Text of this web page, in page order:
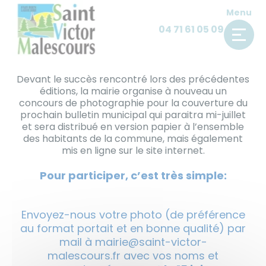
Skip
content
04 71 61 05 09
Menu
Pour cette édition, un thème :
« Mettez en valeur votre
hameau »
Devant le succès rencontré lors des précédentes
éditions, la mairie organise à nouveau un
concours de photographie pour la couverture du
prochain bulletin municipal qui paraitra mi-juillet
et sera distribué en version papier à l’ensemble
des habitants de la commune, mais également
mis en ligne sur le site internet.
Pour participer, c’est très simple:
Envoyez-nous votre photo (de préférence
au format portait et en bonne qualité) par
mail à mairie@saint-victor-
malescours.fr avec vos noms et
Panneau de gestion des cookies